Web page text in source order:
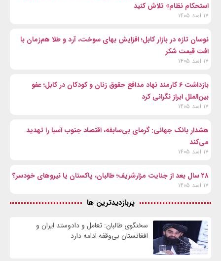
استحکام نظام» تلاش کنید
۱۷ اسد ۱۴۰۵
نوسان تازه در بازار کابل؛ افزایش بهای سوخت، آرد و طلا هم‌زمان با
افت قیمت شکر
۱۷ اسد ۱۴۰۵
بازداشت ۶ کارمند نهاد مدافع حقوق زنان و کودکان در کابل؛ عفو
بین‌الملل ابراز نگرانی کرد
۱۷ اسد ۱۴۰۵
هشدار بانک جهانی: گرمای بی‌سابقه، اقتصاد جنوب آسیا را تهدید
می‌کند
۱۷ اسد ۱۴۰۵
۲۸ سال بعد از جنایت مزارشریف؛ طالبان، پاکستان یا نیروهای خودسر؟
۱۷ اسد ۱۴۰۵
پربازدیدترین ها
سخنگوی طالبان: تعامل و دادوستد ایران و
افغانستان بی‌وقفه ادامه دارد